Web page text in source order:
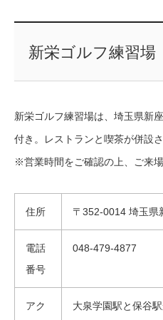
新栄ゴルフ練習場
新栄ゴルフ練習場は、埼玉県新
付き。レストランと喫茶が併設
※営業時間をご確認の上、ご来場
住所 〒352-0014 埼玉県
電話
番号
048-479-4877
アク
大泉学園駅と保谷